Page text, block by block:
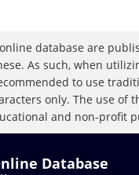
database are
As such, when
to use
only. The use of
and non-profit
Database